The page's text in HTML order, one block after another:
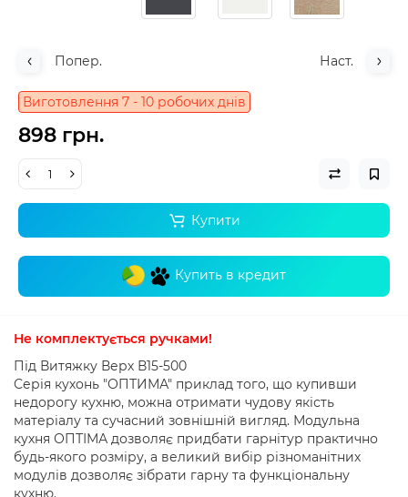
Попер. Наст.
Виготовлення 7 - 10 робочих днів
898 грн.
Купити
Купить в кредит
Не комплектується ручками!
Під Витяжку Верх В15-500
Серія кухонь "ОПТИМА" приклад того, що купивши
недорогу кухню, можна отримати чудову якість
матеріалу та сучасний зовнішній вигляд. Модульна
кухня ОПТІМА дозволяє придбати гарнітур практично
будь-якого розміру, а великий вибір різноманітних
модулів дозволяє зібрати гарну та функціональну
кухню.